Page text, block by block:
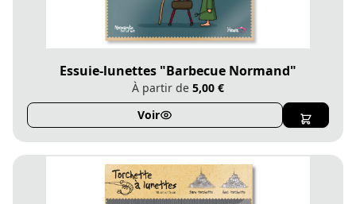
Essuie-lunettes "Barbecue Normand"
À partir de 5,00 €
Voir